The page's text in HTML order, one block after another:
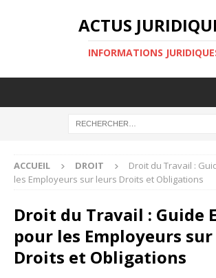
ACTUS
INFORMATIONS
ACCUEIL DROIT
Droit du Travail :
les Employeurs sur leurs Droits et Obligations
Droit du Travail : Guide
pour les Employeurs
Droits et Obligations